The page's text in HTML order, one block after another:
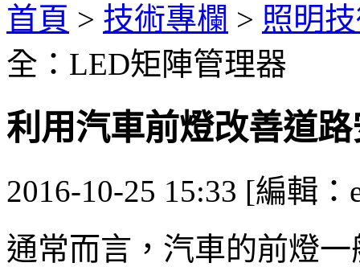
首頁 > 技術專欄 > 照明
全：LED矩陣管理器
利用汽車前燈改善道
2016-10-25 15:33 [編輯：
通常而言，汽車的前燈